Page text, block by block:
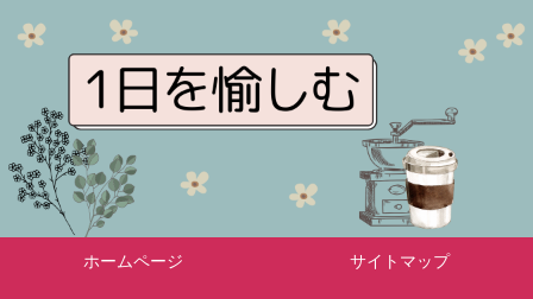
ホームページ サイトマップ